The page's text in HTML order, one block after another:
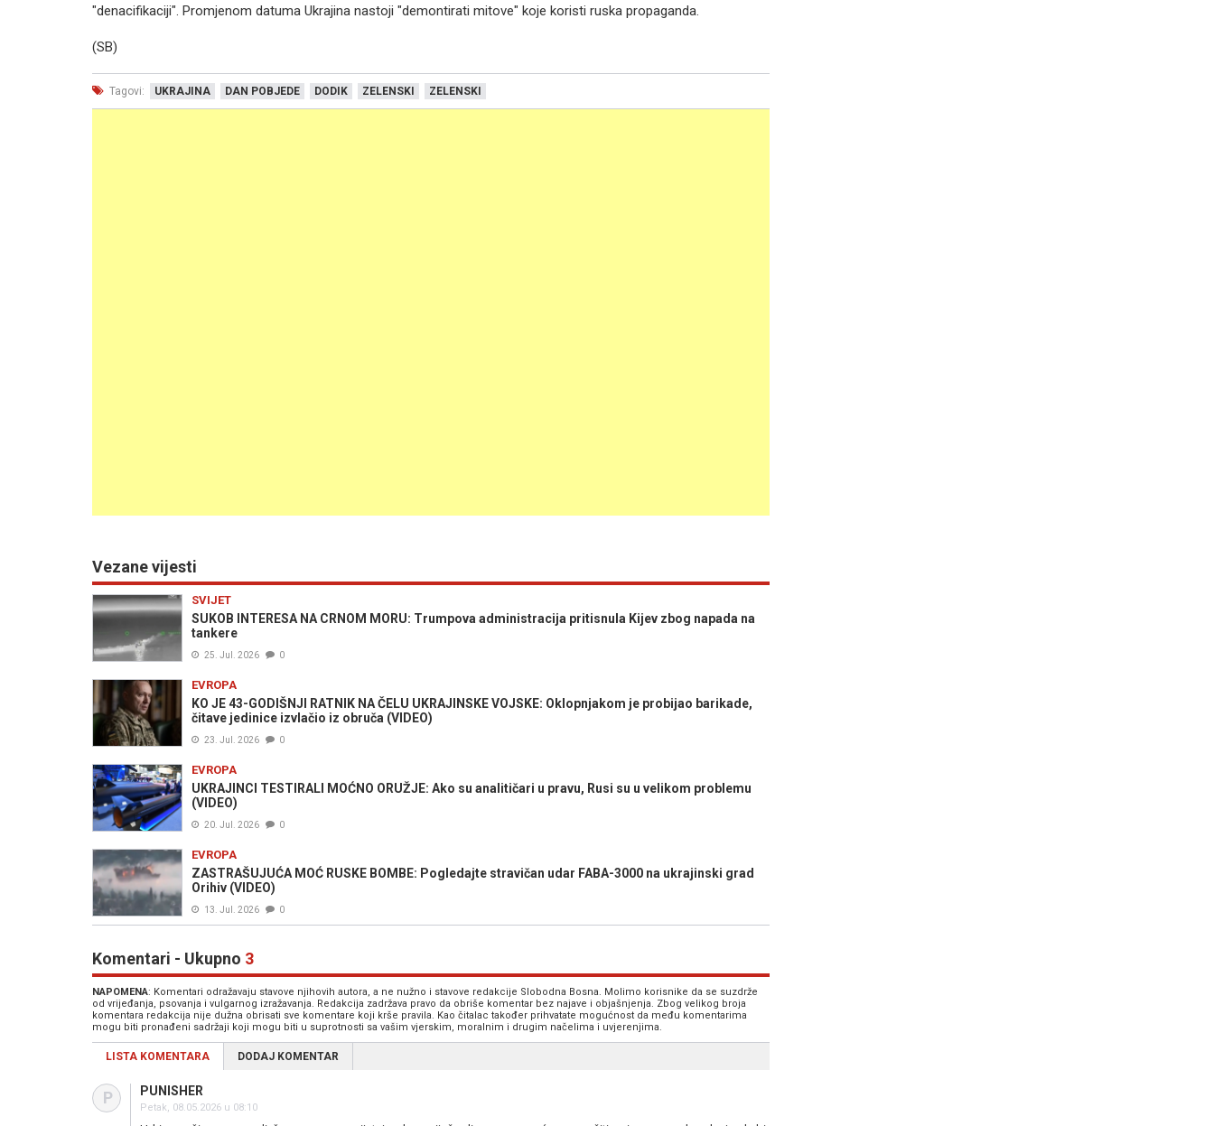
"denacifikaciji". Promjenom datuma Ukrajina nastoji "demontirati mitove" koje koristi ruska propaganda.
(SB)
Tagovi: UKRAJINA DAN POBJEDE DODIK ZELENSKI ZELENSKI
Vezane vijesti
SVIJET
SUKOB INTERESA NA CRNOM MORU: Trumpova administracija pritisnula Kijev zbog napada na
tankere
25. Jul. 2026 0
EVROPA
KO JE 43-GODIŠNJI RATNIK NA ČELU UKRAJINSKE VOJSKE: Oklopnjakom je probijao barikade,
čitave jedinice izvlačio iz obruča (VIDEO)
23. Jul. 2026 0
EVROPA
UKRAJINCI TESTIRALI MOĆNO ORUŽJE: Ako su analitičari u pravu, Rusi su u velikom problemu
(VIDEO)
20. Jul. 2026 0
EVROPA
ZASTRAŠUJUĆA MOĆ RUSKE BOMBE: Pogledajte stravičan udar FABA-3000 na ukrajinski grad
Orihiv (VIDEO)
13. Jul. 2026 0
Komentari - Ukupno 3
NAPOMENA: Komentari odražavaju stavove njihovih autora, a ne nužno i stavove redakcije Slobodna Bosna. Molimo korisnike da se suzdrže
od vrijeđanja, psovanja i vulgarnog izražavanja. Redakcija zadržava pravo da obriše komentar bez najave i objašnjenja. Zbog velikog broja
komentara redakcija nije dužna obrisati sve komentare koji krše pravila. Kao čitalac također prihvatate mogućnost da među komentarima
mogu biti pronađeni sadržaji koji mogu biti u suprotnosti sa vašim vjerskim, moralnim i drugim načelima i uvjerenjima.
LISTA KOMENTARA DODAJ KOMENTAR
P PUNISHER
Petak, 08.05.2026 u 08:10